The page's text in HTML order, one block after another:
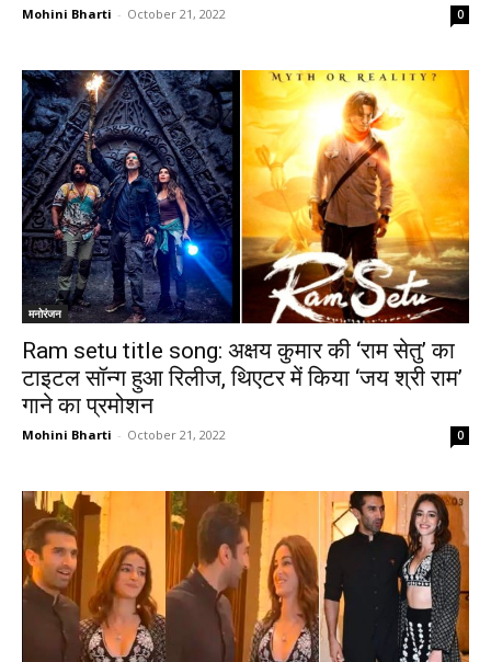
Mohini Bharti - October 21, 2022 0
मनोरंजन
Ram setu title song: अक्षय कुमार की ‘राम सेतु’ का
टाइटल सॉन्ग हुआ रिलीज, थिएटर में किया ‘जय श्री राम’
गाने का प्रमोशन
Mohini Bharti - October 21, 2022 0